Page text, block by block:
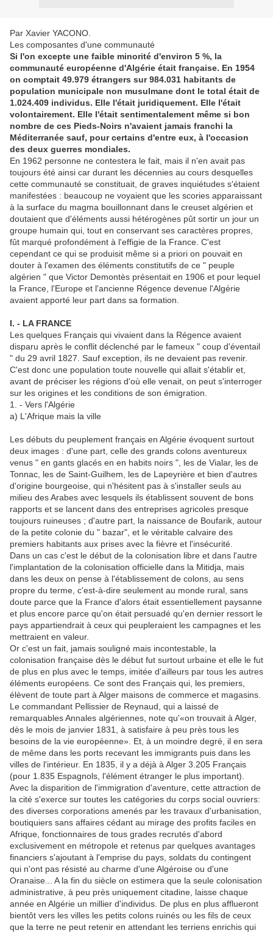
Par Xavier YACONO.
Les composantes d'une communauté
Si l'on excepte une faible minorité d'environ 5 %, la
communauté européenne d'Algérie était française. En 1954
on comptait 49.979 étrangers sur 984.031 habitants de
population municipale non musulmane dont le total était de
1.024.409 individus. Elle l'était juridiquement. Elle l'était
volontairement. Elle l'était sentimentalement même si bon
nombre de ces Pieds-Noirs n'avaient jamais franchi la
Méditerranée sauf, pour certains d'entre eux, à l'occasion
des deux guerres mondiales.
En 1962 personne ne contestera le fait, mais il n'en avait pas
toujours été ainsi car durant les décennies au cours desquelles
cette communauté se constituait, de graves inquiétudes s'étaient
manifestées : beaucoup ne voyaient que les scories apparaissant
à la surface du magma bouillonnant dans le creuset algérien et
doutaient que d'éléments aussi hétérogènes pût sortir un jour un
groupe humain qui, tout en conservant ses caractères propres,
fût marqué profondément à l'effigie de la France. C'est
cependant ce qui se produisit même si a priori on pouvait en
douter à l'examen des éléments constitutifs de ce " peuple
algérien " que Victor Demontès présentait en 1906 et pour lequel
la France, l'Europe et l'ancienne Régence devenue l'Algérie
avaient apporté leur part dans sa formation.
I. - LA FRANCE
Les quelques Français qui vivaient dans la Régence avaient
disparu après le conflit déclenché par le fameux " coup d'éventail
" du 29 avril 1827. Sauf exception, ils ne devaient pas revenir.
C'est donc une population toute nouvelle qui allait s'établir et,
avant de préciser les régions d'où elle venait, on peut s'interroger
sur les origines et les conditions de son émigration.
1. - Vers l'Algérie
a) L'Afrique mais la ville
Les débuts du peuplement français en Algérie évoquent surtout
deux images : d'une part, celle des grands colons aventureux
venus " en gants glacés en en habits noirs ", les de Vialar, les de
Tonnac, les de Saint-Guilhem, les de Lapeyrière et bien d'autres
d'origine bourgeoise, qui n'hésitent pas à s'installer seuls au
milieu des Arabes avec lesquels ils établissent souvent de bons
rapports et se lancent dans des entreprises agricoles presque
toujours ruineuses ; d'autre part, la naissance de Boufarik, autour
de la petite colonie du " bazar", et le véritable calvaire des
premiers habitants aux prises avec la fièvre et l'insécurité.
Dans un cas c'est le début de la colonisation libre et dans l'autre
l'implantation de la colonisation officielle dans la Mitidja, mais
dans les deux on pense à l'établissement de colons, au sens
propre du terme, c'est-à-dire seulement au monde rural, sans
doute parce que la France d'alors était essentiellement paysanne
et plus encore parce qu'on était persuadé qu'en dernier ressort le
pays appartiendrait à ceux qui peupleraient les campagnes et les
mettraient en valeur.
Or c'est un fait, jamais souligné mais incontestable, la
colonisation française dès le début fut surtout urbaine et elle le fut
de plus en plus avec le temps, imitée d'ailleurs par tous les autres
éléments européens. Ce sont des Français qui, les premiers,
élèvent de toute part à Alger maisons de commerce et magasins.
Le commandant Pellissier de Reynaud, qui a laissé de
remarquables Annales algériennes, note qu'«on trouvait à Alger,
dès le mois de janvier 1831, à satisfaire à peu près tous les
besoins de la vie européenne». Et, à un moindre degré, il en sera
de même dans les ports recevant les immigrants puis dans les
villes de l'intérieur. En 1835, il y a déjà à Alger 3.205 Français
(pour 1.835 Espagnols, l'élément étranger le plus important).
Avec la disparition de l'immigration d'aventure, cette attraction de
la cité s'exerce sur toutes les catégories du corps social ouvriers:
des diverses corporations amenés par les travaux d'urbanisation,
boutiquiers sans affaires cédant au mirage des profits faciles en
Afrique, fonctionnaires de tous grades recrutés d'abord
exclusivement en métropole et retenus par quelques avantages
financiers s'ajoutant à l'emprise du pays, soldats du contingent
qui n'ont pas résisté au charme d'une Algéroise ou d'une
Oranaise... A la fin du siècle on estimera que la seule colonisation
administrative, à peu près uniquement citadine, laisse chaque
année en Algérie un millier d'individus. De plus en plus afflueront
bientôt vers les villes les petits colons ruinés ou les fils de ceux
que la terre ne peut retenir en attendant les terriens enrichis qui